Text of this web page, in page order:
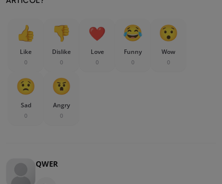
Like
0
Dislike
0
Love
0
Funny
0
Wow
0
Sad
0
Angry
0
QWER